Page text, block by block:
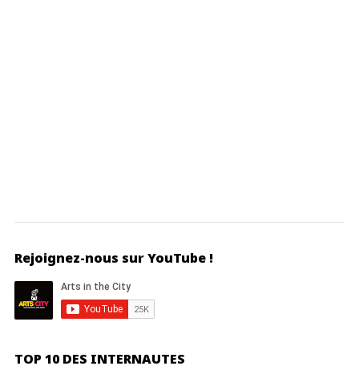
Rejoignez-nous sur YouTube !
TOP 10 DES INTERNAUTES